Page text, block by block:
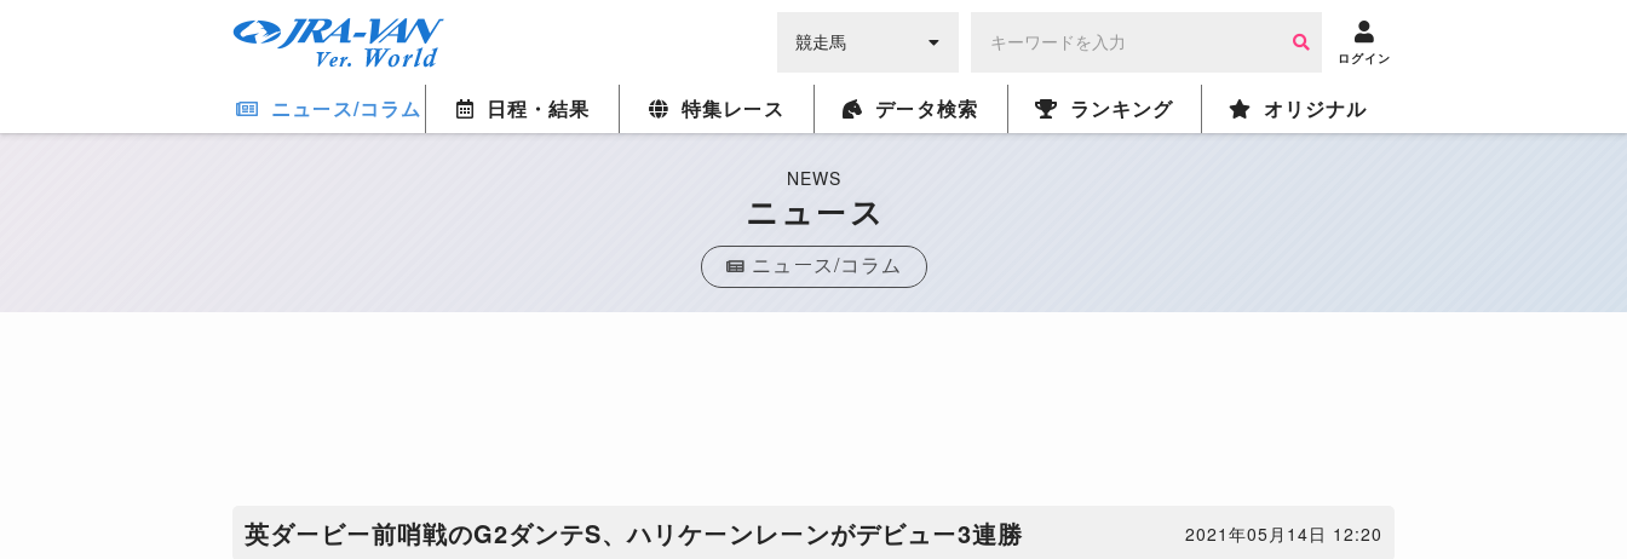
ログイン
ニュース/コラム 日程・結果 特集レース データ検索 ランキング オリジナル
NEWS
ニュース
ニュース/コラム
英ダービー前哨戦のG2ダンテS、ハリケーンレーンがデビュー3連勝 2021年05月14日 12:20